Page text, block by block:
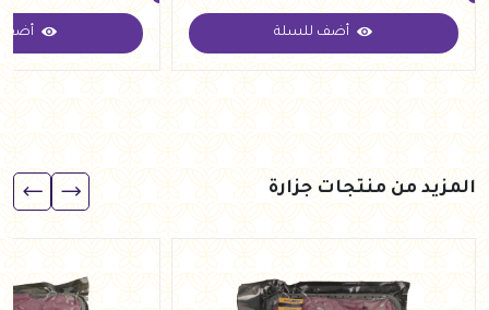
جنيه
أضف للسلة
جنيه
أضف
المزيد من منتجات جزارة